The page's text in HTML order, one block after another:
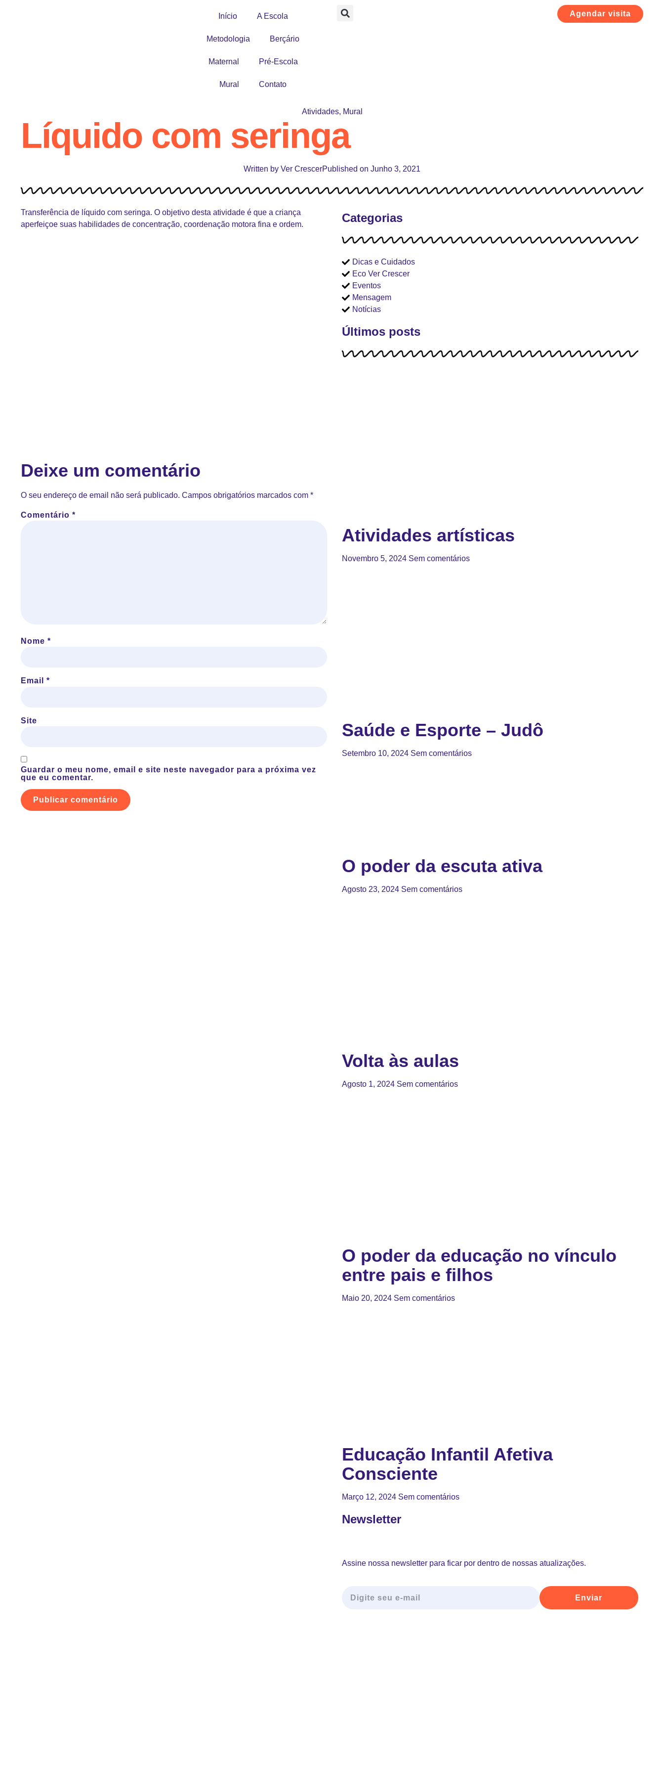
Início A Escola
Metodologia Berçário
Maternal Pré-Escola
Mural Contato
Agendar visita
Atividades, Mural
Líquido com seringa
Written by Ver CrescerPublished on Junho 3, 2021
Transferência de líquido com seringa. O objetivo desta atividade é que a criança
aperfeiçoe suas habilidades de concentração, coordenação motora fina e ordem.
Deixe um comentário
O seu endereço de email não será publicado. Campos obrigatórios marcados com *
Comentário *
Nome *
Email *
Site
Guardar o meu nome, email e site neste navegador para a próxima vez
que eu comentar.
Categorias
Dicas e Cuidados
Eco Ver Crescer
Eventos
Mensagem
Notícias
Últimos posts
Atividades artísticas
Novembro 5, 2024 Sem comentários
Saúde e Esporte – Judô
Setembro 10, 2024 Sem comentários
O poder da escuta ativa
Agosto 23, 2024 Sem comentários
Volta às aulas
Agosto 1, 2024 Sem comentários
O poder da educação no vínculo
entre pais e filhos
Maio 20, 2024 Sem comentários
Educação Infantil Afetiva
Consciente
Março 12, 2024 Sem comentários
Newsletter
Assine nossa newsletter para ficar por dentro de nossas atualizações.
Enviar